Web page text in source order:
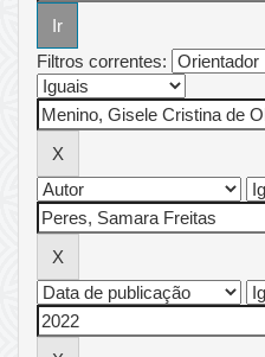
Filtros correntes: